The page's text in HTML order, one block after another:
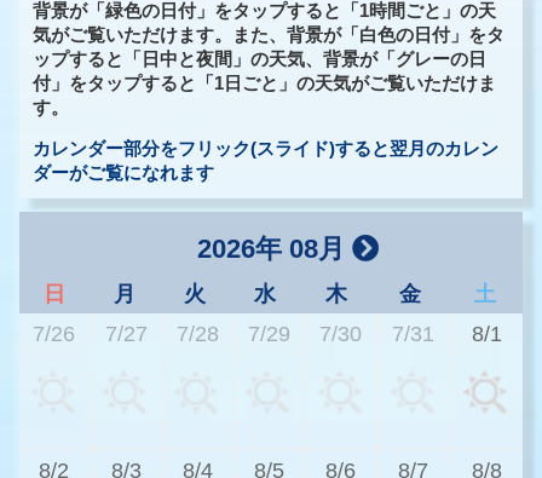
背景が「緑色の日付」をタップすると「1時間ごと」の天
気がご覧いただけます。また、背景が「白色の日付」をタ
ップすると「日中と夜間」の天気、背景が「グレーの日
付」をタップすると「1日ごと」の天気がご覧いただけま
す。
カレンダー部分をフリック(スライド)すると翌月のカレン
ダーがご覧になれます
2026年 08月
日 月 火 水 木 金
土
7/26
7/27 7/28 7/29 7/30 7/31 8/1
8/2 8/3 8/4 8/5 8/6 8/7 8/8